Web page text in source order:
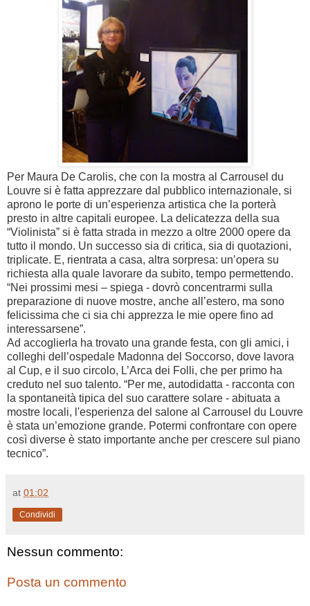
Per Maura De Carolis, che con la mostra al Carrousel du
Louvre si è fatta apprezzare dal pubblico internazionale, si
aprono le porte di un’esperienza artistica che la porterà
presto in altre capitali europee. La delicatezza della sua
“Violinista” si è fatta strada in mezzo a oltre 2000 opere da
tutto il mondo. Un successo sia di critica, sia di quotazioni,
triplicate. E, rientrata a casa, altra sorpresa: un’opera su
richiesta alla quale lavorare da subito, tempo permettendo.
“Nei prossimi mesi – spiega - dovrò concentrarmi sulla
preparazione di nuove mostre, anche all’estero, ma sono
felicissima che ci sia chi apprezza le mie opere fino ad
interessarsene”.
Ad accoglierla ha trovato una grande festa, con gli amici, i
colleghi dell’ospedale Madonna del Soccorso, dove lavora
al Cup, e il suo circolo, L’Arca dei Folli, che per primo ha
creduto nel suo talento. “Per me, autodidatta - racconta con
la spontaneità tipica del suo carattere solare - abituata a
mostre locali, l'esperienza del salone al Carrousel du Louvre
è stata un’emozione grande. Potermi confrontare con opere
così diverse è stato importante anche per crescere sul piano
tecnico”.
at 01:02
Condividi
Nessun commento:
Posta un commento